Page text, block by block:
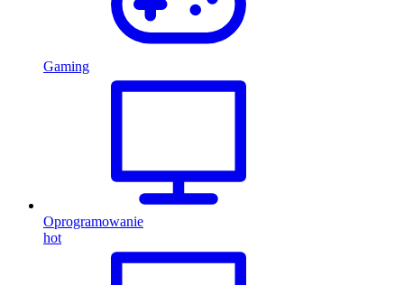
Gaming
Oprogramowanie
hot